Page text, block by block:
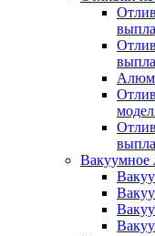
Вакуумное